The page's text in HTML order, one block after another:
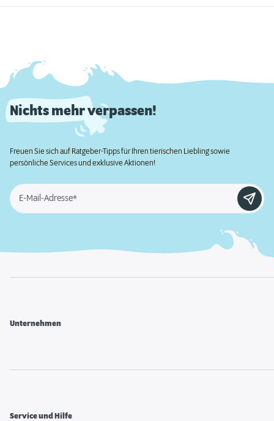
Nichts mehr verpassen!
Freuen Sie sich auf Ratgeber-Tipps für Ihren tierischen Liebling sowie
persönliche Services und exklusive Aktionen!
E-Mail-Adresse*
Unternehmen
Service und Hilfe